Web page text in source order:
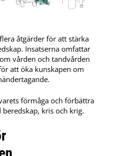
åtgärder för att stärka
Insatserna omfattar
vården och tandvården
att öka kunskapen om
förmåga och förbättra
kris och krig.